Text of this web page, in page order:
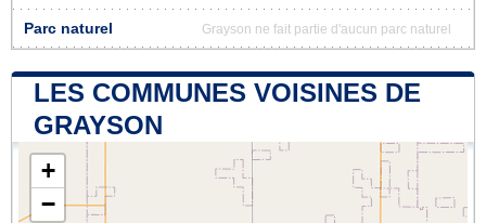
Parc naturel Grayson ne fait partie d'aucun parc naturel
LES COMMUNES VOISINES DE
GRAYSON
+
−